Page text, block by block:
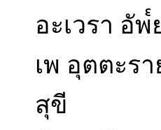
อะเวรา อั
เพ อุตตะร
สุขี